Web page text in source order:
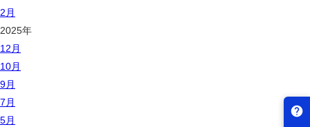
2月
2025年
12月
10月
9月
7月
5月